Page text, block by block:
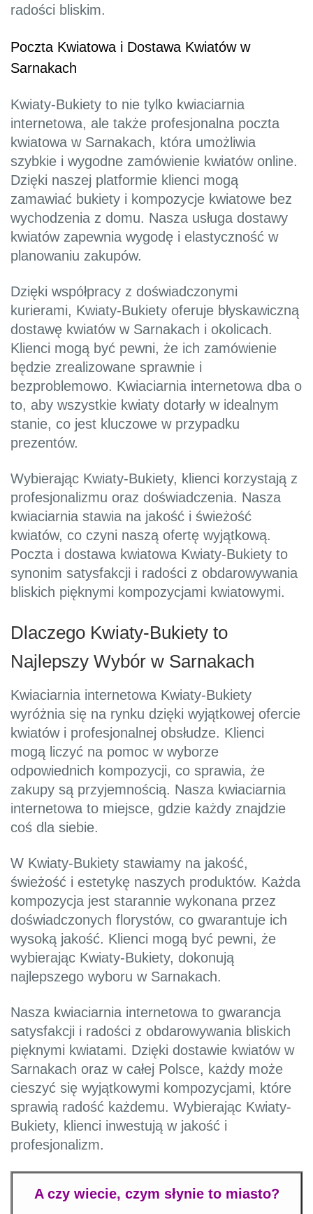
radości bliskim.
Poczta Kwiatowa i Dostawa Kwiatów w
Sarnakach
Kwiaty-Bukiety to nie tylko kwiaciarnia
internetowa, ale także profesjonalna poczta
kwiatowa w Sarnakach, która umożliwia
szybkie i wygodne zamówienie kwiatów online.
Dzięki naszej platformie klienci mogą
zamawiać bukiety i kompozycje kwiatowe bez
wychodzenia z domu. Nasza usługa dostawy
kwiatów zapewnia wygodę i elastyczność w
planowaniu zakupów.
Dzięki współpracy z doświadczonymi
kurierami, Kwiaty-Bukiety oferuje błyskawiczną
dostawę kwiatów w Sarnakach i okolicach.
Klienci mogą być pewni, że ich zamówienie
będzie zrealizowane sprawnie i
bezproblemowo. Kwiaciarnia internetowa dba o
to, aby wszystkie kwiaty dotarły w idealnym
stanie, co jest kluczowe w przypadku
prezentów.
Wybierając Kwiaty-Bukiety, klienci korzystają z
profesjonalizmu oraz doświadczenia. Nasza
kwiaciarnia stawia na jakość i świeżość
kwiatów, co czyni naszą ofertę wyjątkową.
Poczta i dostawa kwiatowa Kwiaty-Bukiety to
synonim satysfakcji i radości z obdarowywania
bliskich pięknymi kompozycjami kwiatowymi.
Dlaczego Kwiaty-Bukiety to
Najlepszy Wybór w Sarnakach
Kwiaciarnia internetowa Kwiaty-Bukiety
wyróżnia się na rynku dzięki wyjątkowej ofercie
kwiatów i profesjonalnej obsłudze. Klienci
mogą liczyć na pomoc w wyborze
odpowiednich kompozycji, co sprawia, że
zakupy są przyjemnością. Nasza kwiaciarnia
internetowa to miejsce, gdzie każdy znajdzie
coś dla siebie.
W Kwiaty-Bukiety stawiamy na jakość,
świeżość i estetykę naszych produktów. Każda
kompozycja jest starannie wykonana przez
doświadczonych florystów, co gwarantuje ich
wysoką jakość. Klienci mogą być pewni, że
wybierając Kwiaty-Bukiety, dokonują
najlepszego wyboru w Sarnakach.
Nasza kwiaciarnia internetowa to gwarancja
satysfakcji i radości z obdarowywania bliskich
pięknymi kwiatami. Dzięki dostawie kwiatów w
Sarnakach oraz w całej Polsce, każdy może
cieszyć się wyjątkowymi kompozycjami, które
sprawią radość każdemu. Wybierając Kwiaty-
Bukiety, klienci inwestują w jakość i
profesjonalizm.
A czy wiecie, czym słynie to miasto?